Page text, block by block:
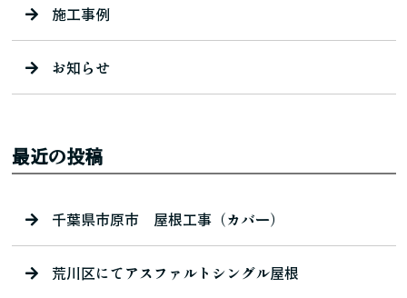
施工事例
お知らせ
最近の投稿
千葉県市原市 屋根工事（カバー）
荒川区にてアスファルトシングル屋根